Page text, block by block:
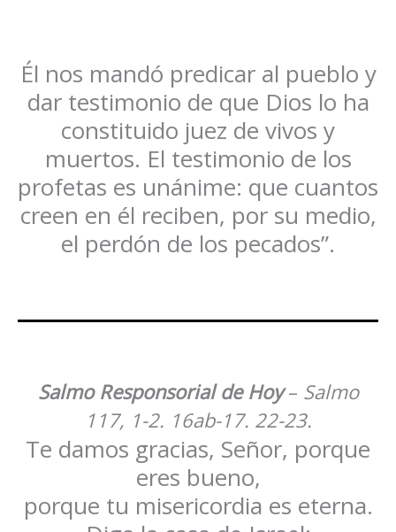
Él nos mandó predicar al pueblo y
dar testimonio de que Dios lo ha
constituido juez de vivos y
muertos. El testimonio de los
profetas es unánime: que cuantos
creen en él reciben, por su medio,
el perdón de los pecados”.
Salmo Responsorial de Hoy – Salmo
117, 1-2. 16ab-17. 22-23.
Te damos gracias, Señor, porque
eres bueno,
porque tu misericordia es eterna.